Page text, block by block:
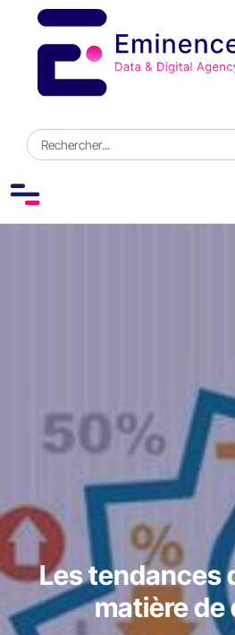
Les tendances
matière de